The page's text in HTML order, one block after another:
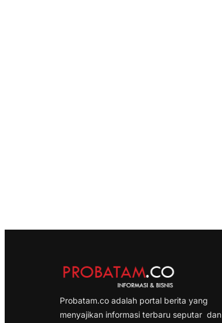
Probatam.co adalah portal berita yang
menyajikan informasi terbaru seputar dan